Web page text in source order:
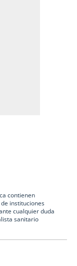
contienen
instituciones
cualquier duda
sanitario